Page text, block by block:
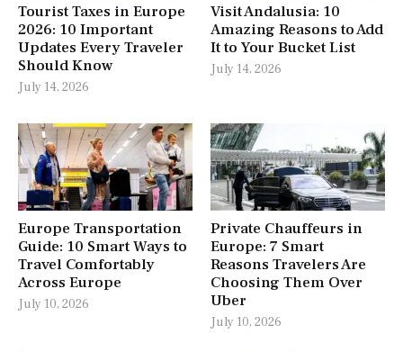
Tourist Taxes in Europe
2026: 10 Important
Updates Every Traveler
Should Know
July 14, 2026
Visit Andalusia: 10
Amazing Reasons to Add
It to Your Bucket List
July 14, 2026
Europe Transportation
Guide: 10 Smart Ways to
Travel Comfortably
Across Europe
July 10, 2026
Private Chauffeurs in
Europe: 7 Smart
Reasons Travelers Are
Choosing Them Over
Uber
July 10, 2026